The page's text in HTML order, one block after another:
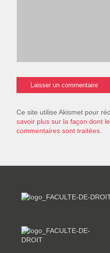
Ce site utilise Akismet pour
savoir plus sur la façon dont
commentaires sont traitées.